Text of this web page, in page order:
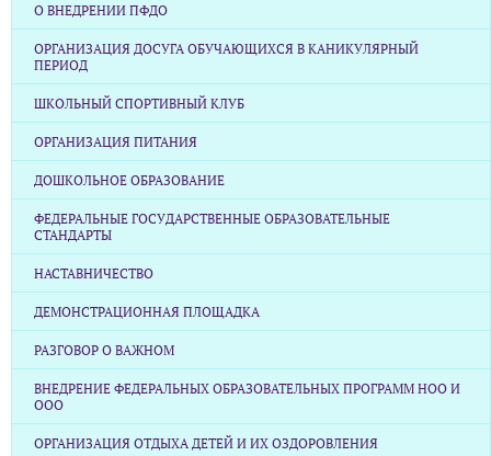
О ВНЕДРЕНИИ ПФДО
ОРГАНИЗАЦИЯ ДОСУГА ОБУЧАЮЩИХСЯ В КАНИКУЛЯРНЫЙ
ПЕРИОД
ШКОЛЬНЫЙ СПОРТИВНЫЙ КЛУБ
ОРГАНИЗАЦИЯ ПИТАНИЯ
ДОШКОЛЬНОЕ ОБРАЗОВАНИЕ
ФЕДЕРАЛЬНЫЕ ГОСУДАРСТВЕННЫЕ ОБРАЗОВАТЕЛЬНЫЕ
СТАНДАРТЫ
НАСТАВНИЧЕСТВО
ДЕМОНСТРАЦИОННАЯ ПЛОЩАДКА
РАЗГОВОР О ВАЖНОМ
ВНЕДРЕНИЕ ФЕДЕРАЛЬНЫХ ОБРАЗОВАТЕЛЬНЫХ ПРОГРАММ НОО И
ООО
ОРГАНИЗАЦИЯ ОТДЫХА ДЕТЕЙ И ИХ ОЗДОРОВЛЕНИЯ